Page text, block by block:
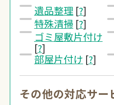
遺品整理 [?]
特殊清掃 [?]
ゴミ屋敷片付け
[?]
部屋片付け [?]
その他の対応サー